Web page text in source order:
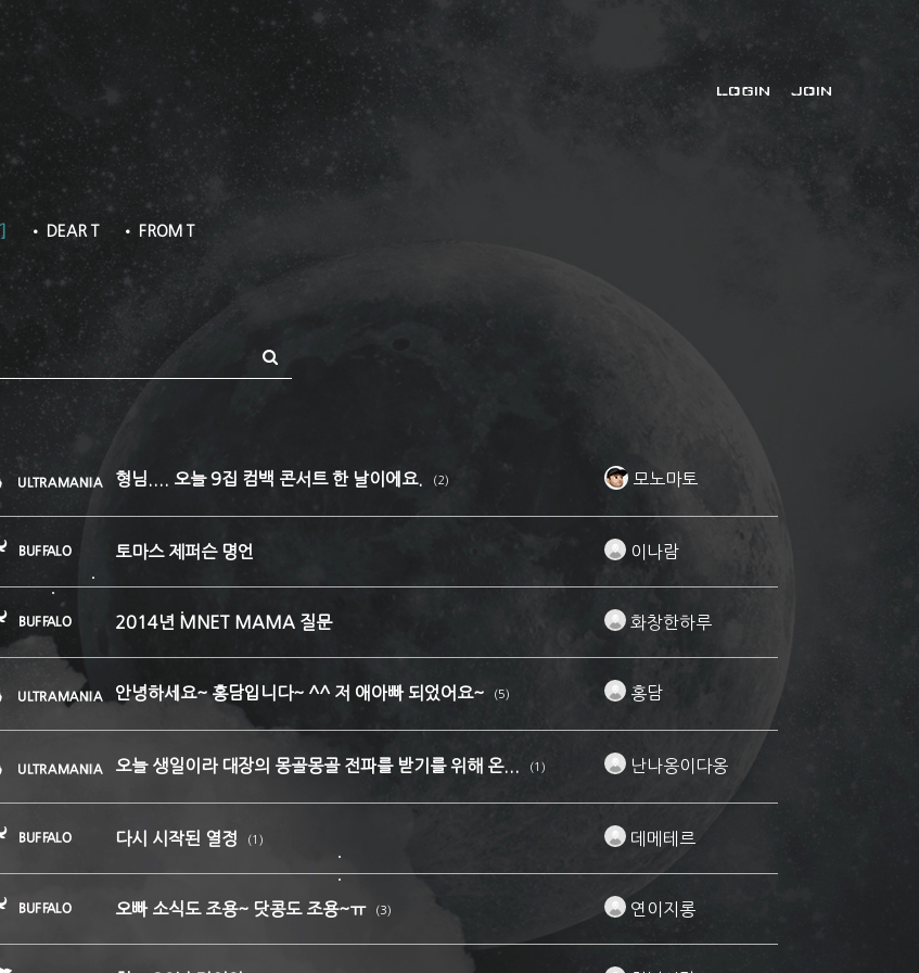
LOGIN JOIN
• DEAR T • FROM T
형님.... 오늘 9집 컴백 콘서트 한 날이에요. (2) 모노마토
토마스 제퍼슨 명언 이나람
2014년 MNET MAMA 질문 화창한하루
안녕하세요~ 홍담입니다~ ^^ 저 애아빠 되었어요~ (5) 홍담
오늘 생일이라 대장의 몽골몽골 전파를 받기를 위해 온... (1) 난나옹이다옹
다시 시작된 열정 (1) 데메테르
오빠 소식도 조용~ 닷콩도 조용~ㅠ (3) 연이지롱